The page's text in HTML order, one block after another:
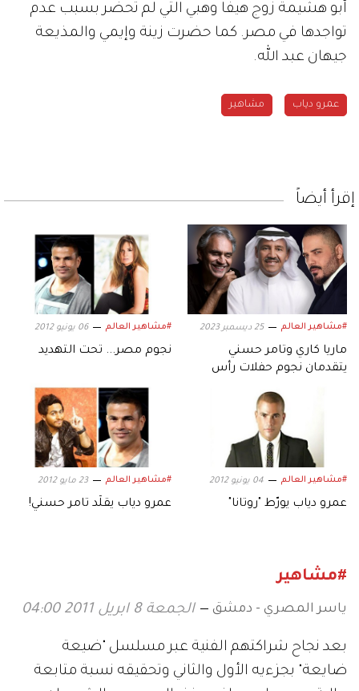
أبو هشيمة زوج هيفا وهبي التي لم تحضر بسبب عدم
تواجدها في مصر. كما حضرت زينة وإيمي والمذيعة
جيهان عبد الله.
عمرو دياب مشاهير
إقرأ أيضاً
#مشاهير العالم 25 ديسمبر 2023
ماريا كاري وتامر حسني
يتقدمان نجوم حفلات رأس
#مشاهير العالم 06 يونيو 2012
نجوم مصر... تحت التهديد
#مشاهير العالم 04 يونيو 2012
عمرو دياب يورّط "روتانا"
#مشاهير العالم 23 مايو 2012
عمرو دياب يقلّد تامر حسني!
#مشاهير
ياسر المصري - دمشق الجمعة 8 ابريل 2011 04:00
بعد نجاح شراكتهم الفنية عبر مسلسل "ضيعة
ضايعة" بجزءيه الأول والثاني وتحقيقه نسبة متابعة